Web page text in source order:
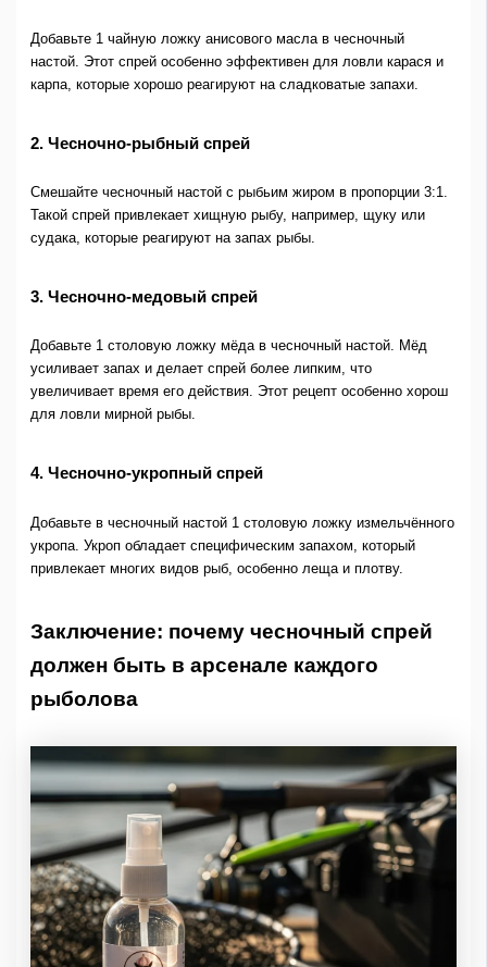
Добавьте 1 чайную ложку анисового масла в чесночный
настой. Этот спрей особенно эффективен для ловли карася и
карпа, которые хорошо реагируют на сладковатые запахи.
2. Чесночно-рыбный спрей
Смешайте чесночный настой с рыбьим жиром в пропорции 3:1.
Такой спрей привлекает хищную рыбу, например, щуку или
судака, которые реагируют на запах рыбы.
3. Чесночно-медовый спрей
Добавьте 1 столовую ложку мёда в чесночный настой. Мёд
усиливает запах и делает спрей более липким, что
увеличивает время его действия. Этот рецепт особенно хорош
для ловли мирной рыбы.
4. Чесночно-укропный спрей
Добавьте в чесночный настой 1 столовую ложку измельчённого
укропа. Укроп обладает специфическим запахом, который
привлекает многих видов рыб, особенно леща и плотву.
Заключение: почему чесночный спрей
должен быть в арсенале каждого
рыболова